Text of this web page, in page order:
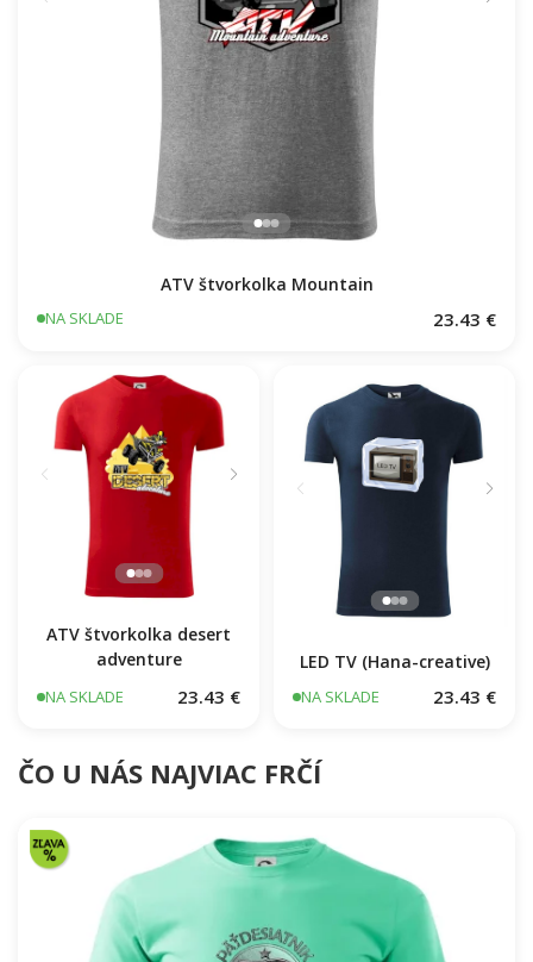
ATV štvorkolka Mountain
NA SKLADE 23.43 €
ATV štvorkolka desert
adventure
NA SKLADE 23.43 €
LED TV (Hana-creative)
NA SKLADE 23.43 €
ČO U NÁS NAJVIAC FRČÍ